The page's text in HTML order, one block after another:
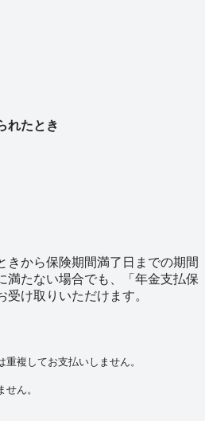
れたとき
きから保険期間満了日までの期間
満たない場合でも、「年金支払保
け取りいただけます。
複してお支払いしません。
ん。